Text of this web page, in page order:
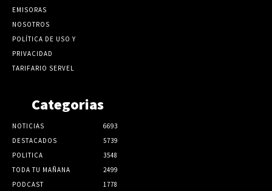
EMISORAS
NOSOTROS
POLÍTICA DE USO Y
PRIVACIDAD
TARIFARIO SERVEL
Categorias
NOTICIAS
6693
DESTACADOS
5739
POLITICA
3548
TODA TU MAÑANA
2499
PODCAST
1778